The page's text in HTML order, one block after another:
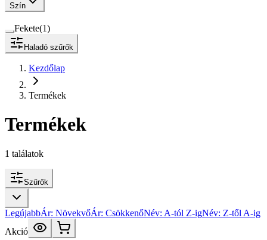
Szín
Fekete(1)
Haladó szűrők
Kezdőlap
Termékek
Termékek
1 találatok
Szűrők
LegújabbÁr: NövekvőÁr: CsökkenőNév: A-tól Z-igNév: Z-től A-ig
Akció